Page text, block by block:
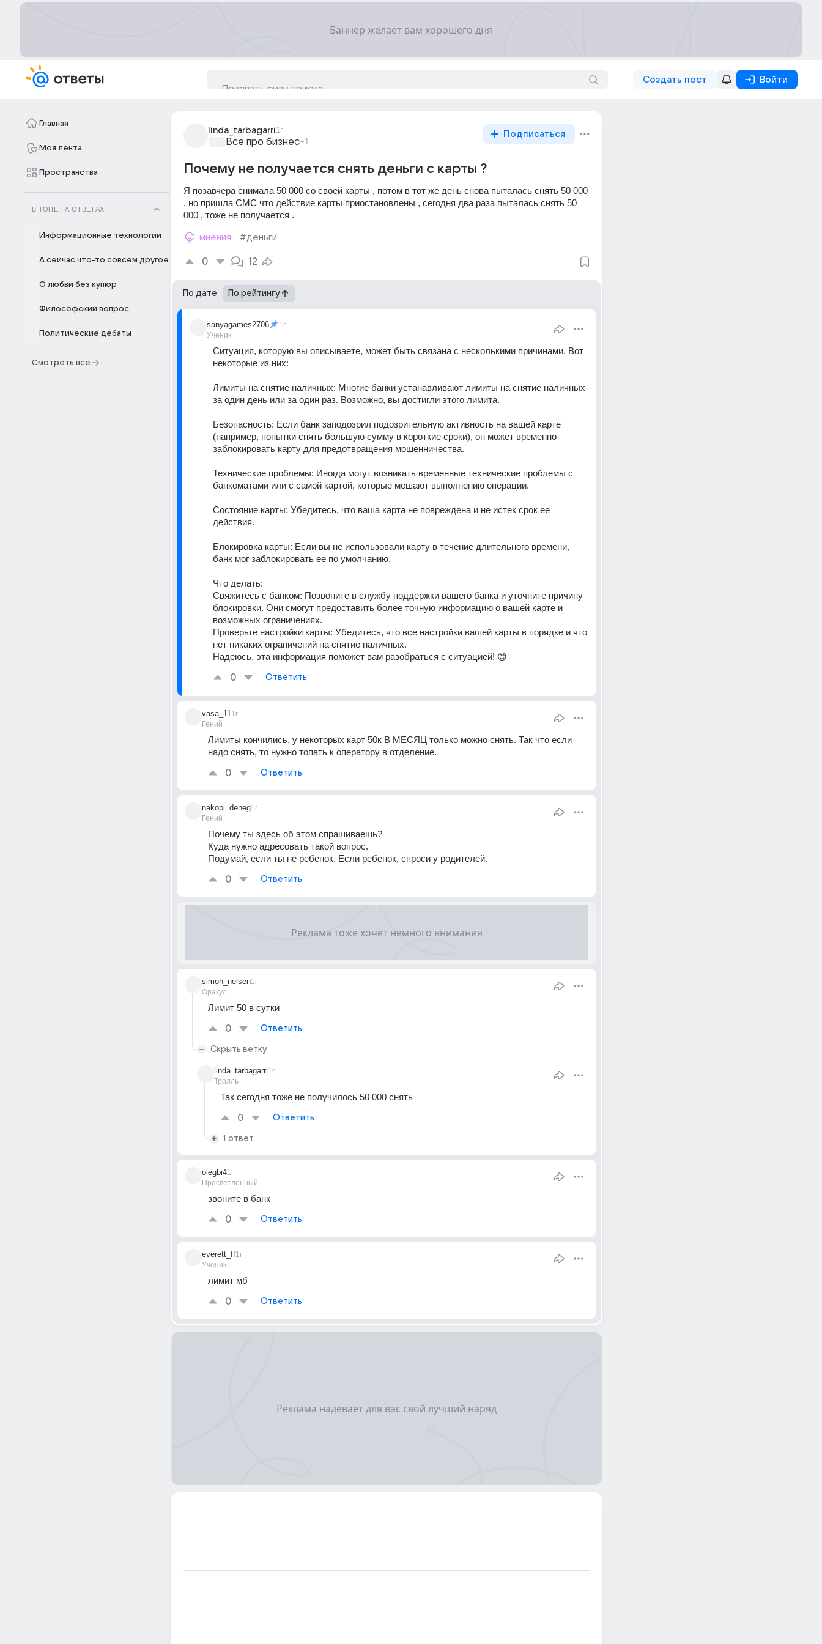
Создать пост Войти
Главная
Моя лента
Пространства
В ТОПЕ НА ОТВЕТАХ
Информационные технологии
А сейчас что-то совсем другое
О любви без купюр
Философский вопрос
Политические дебаты
Смотреть все
linda_tarbagarri1г
Все про бизнес+1
Подписаться
Почему не получается снять деньги с карты ?
Я позавчера снимала 50 000 со своей карты , потом в тот же день снова пыталась снять 50 000
, но пришла СМС что действие карты приостановлены , сегодня два раза пыталась снять 50
000 , тоже не получается .
мнения #деньги
0 12
По дате По рейтингу
sanyagames2706
Ученик
1г
Ситуация, которую вы описываете, может быть связана с несколькими причинами. Вот
некоторые из них:
Лимиты на снятие наличных: Многие банки устанавливают лимиты на снятие наличных
за один день или за один раз. Возможно, вы достигли этого лимита.
Безопасность: Если банк заподозрил подозрительную активность на вашей карте
(например, попытки снять большую сумму в короткие сроки), он может временно
заблокировать карту для предотвращения мошенничества.
Технические проблемы: Иногда могут возникать временные технические проблемы с
банкоматами или с самой картой, которые мешают выполнению операции.
Состояние карты: Убедитесь, что ваша карта не повреждена и не истек срок ее
действия.
Блокировка карты: Если вы не использовали карту в течение длительного времени,
банк мог заблокировать ее по умолчанию.
Что делать:
Свяжитесь с банком: Позвоните в службу поддержки вашего банка и уточните причину
блокировки. Они смогут предоставить более точную информацию о вашей карте и
возможных ограничениях.
Проверьте настройки карты: Убедитесь, что все настройки вашей карты в порядке и что
нет никаких ограничений на снятие наличных.
Надеюсь, эта информация поможет вам разобраться с ситуацией! 😊
0 Ответить
vasa_11
Гений
1г
Лимиты кончились. у некоторых карт 50к В МЕСЯЦ только можно снять. Так что если
надо снять, то нужно топать к оператору в отделение.
0 Ответить
nakopi_deneg
Гений
1г
Почему ты здесь об этом спрашиваешь?
Куда нужно адресовать такой вопрос.
Подумай, если ты не ребенок. Если ребенок, спроси у родителей.
0 Ответить
simon_nelsen
Оракул
1г
Лимит 50 в сутки
0 Ответить
Скрыть ветку
linda_tarbagarri
Тролль
1г
Так сегодня тоже не получилось 50 000 снять
0 Ответить
1 ответ
olegbi4
Просветленный
1г
звоните в банк
0 Ответить
everett_ff
Ученик
1г
лимит мб
0 Ответить